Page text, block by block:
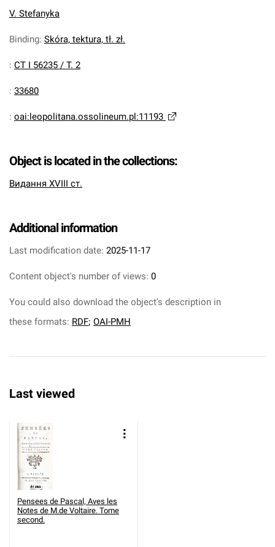
V. Stefanyka
Binding: Skóra, tektura, tł. zł.
: CT I 56235 / T. 2
: 33680
: oai:leopolitana.ossolineum.pl:11193
Object is located in the collections:
Видання XVIII ст.
Additional information
Last modification date: 2025-11-17
Content object's number of views: 0
You could also download the object's description in
these formats: RDF; OAI-PMH
Last viewed
Pensees de Pascal, Aves les
Notes de M.de Voltaire. Tome
second.